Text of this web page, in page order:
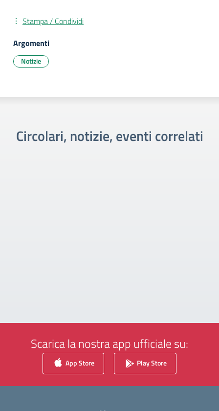
Stampa / Condividi
Argomenti
Notizie
Circolari, notizie, eventi correlati
Scarica la nostra app ufficiale su:
App Store Play Store